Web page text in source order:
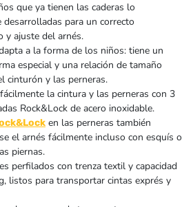
que ya tienen las caderas lo
desarrolladas para un correcto
y ajuste del arnés.
a la forma de los niños: tiene un
especial y una relación de tamaño
cinturón y las perneras.
la cintura y las perneras con 3
Rock&Lock de acero inoxidable.
en las perneras también
el arnés fácilmente incluso con esquís o
piernas.
perfilados con trenza textil y capacidad
listos para transportar cintas exprés y